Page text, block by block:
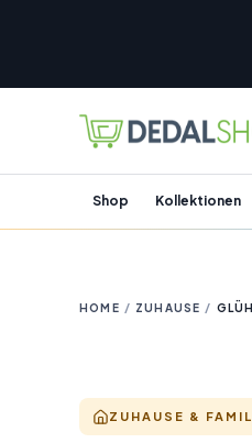
Shop Kollektionen
HOME / ZUHAUSE /
ZUHAUSE &